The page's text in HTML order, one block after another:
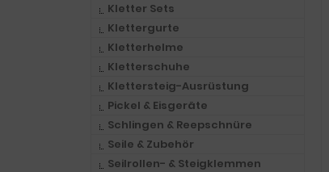
Kletter Sets
Klettergurte
Kletterhelme
Kletterschuhe
Klettersteig-Ausrüstung
Pickel & Eisgeräte
Schlingen & Reepschnüre
Seile & Zubehör
Seilrollen- & Steigklemmen